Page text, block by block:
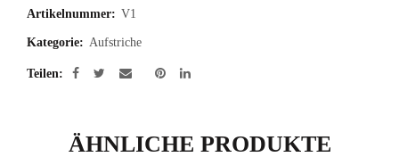
Artikelnummer: V1
Kategorie: Aufstriche
Teilen
ÄHNLICHE PRODUKTE